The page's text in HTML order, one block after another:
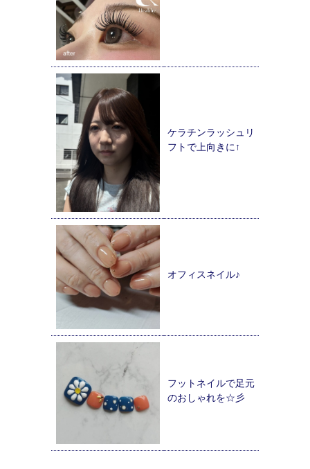
ケラチンラッシュリ
フトで上向きに↑
オフィスネイル♪
フットネイルで足元
のおしゃれを☆彡